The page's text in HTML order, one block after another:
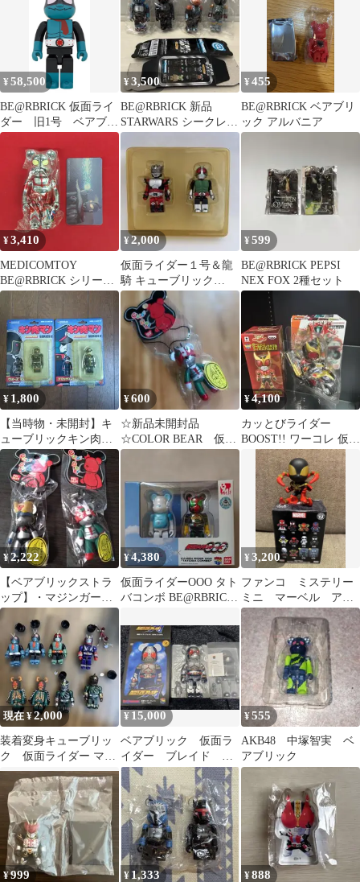
¥58,500
BE@RBRICK 仮面ライ
ダー 旧1号 ベアブリ
ック 1000% 新品
¥3,500
BE@RBRICK 新品
STARWARS シークレッ
ト含む4個セット
¥455
BE@RBRICK ベアブリ
ック アルバニア
¥3,410
MEDICOMTOY
BE@RBRICK シリーズ
44 HERO ウルトラマン
¥2,000
仮面ライダー１号＆龍
騎 キューブリック
Kubrick フィギュア セ
ット
¥599
BE@RBRICK PEPSI
NEX FOX 2種セット
¥ 1,800
【当時物・未開封】キ
ューブリックキン肉マ
ン2点（ウォーズマン／
ブロッケンJr.）
¥600
☆新品未開封品
☆COLOR BEAR 仮面
ライダー風 ストラッ
¥4,100
カッとびライダー
BOOST!! ワーコレ 仮面
ライダークウガ
¥2,222
【ベアブリックストラ
ップ】・マジンガー
Z・仮面ライダーV3
¥4,380
仮面ライダーOOO タト
バコンボ BE@RBRICK
¥3,200
ファンコ ミステリー
ミニ マーベル アイ
アンスパイダー（マイ
ルス・モラレス）
現在 ¥2,000
装着変身キューブリッ
ク 仮面ライダー マス
クドライダー まとめ8
¥ 15,000
ベアブリック 仮面ラ
イダー ブレイド
400% フィギュア
¥555
AKB48 中塚智実 ベ
アブリック
¥999 ¥ 1,333 ¥888